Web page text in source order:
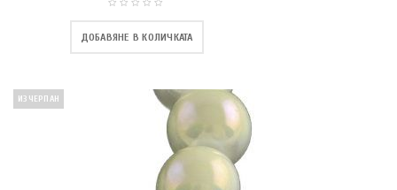
ДОБАВЯНЕ В КОЛИЧКАТА
ИЗЧЕРПАН